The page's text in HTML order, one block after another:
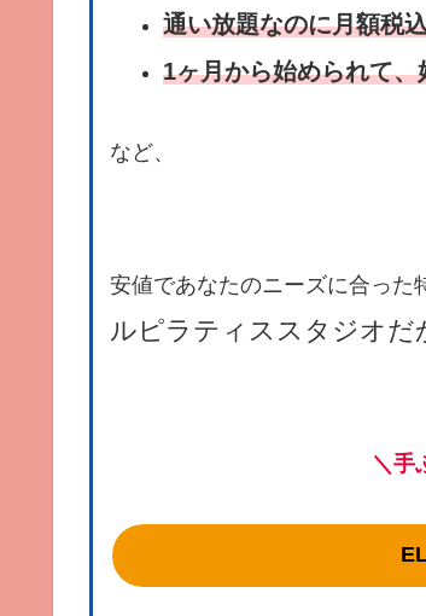
通い放題なのに月額税
1ヶ月から始められて
など、
安値であなたのニーズに合った
ルピラティススタジオだ
＼手